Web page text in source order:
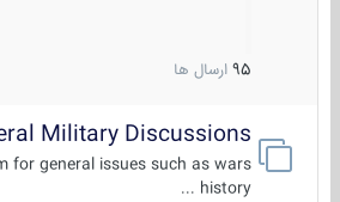
95 ارسال ها
Military Discussions
for general issues such as wars
history ...